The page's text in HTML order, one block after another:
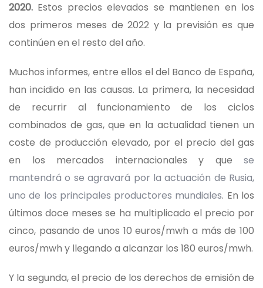
2020. Estos precios elevados se mantienen en los
dos primeros meses de 2022 y la previsión es que
continúen en el resto del año.
Muchos informes, entre ellos el del Banco de España,
han incidido en las causas. La primera, la necesidad
de recurrir al funcionamiento de los ciclos
combinados de gas, que en la actualidad tienen un
coste de producción elevado, por el precio del gas
en los mercados internacionales y que se
mantendrá o se agravará por la actuación de Rusia,
uno de los principales productores mundiales. En los
últimos doce meses se ha multiplicado el precio por
cinco, pasando de unos 10 euros/mwh a más de 100
euros/mwh y llegando a alcanzar los 180 euros/mwh.
Y la segunda, el precio de los derechos de emisión de